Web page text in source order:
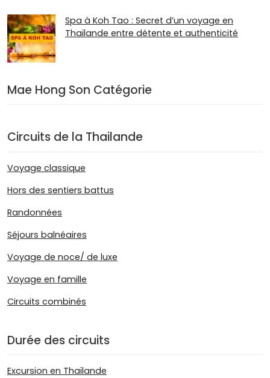
Spa à Koh Tao : Secret d’un voyage en
Thaïlande entre détente et authenticité
Mae Hong Son Catégorie
Circuits de la Thailande
Voyage classique
Hors des sentiers battus
Randonnées
Séjours balnéaires
Voyage de noce/ de luxe
Voyage en famille
Circuits combinés
Durée des circuits
Excursion en Thaïlande